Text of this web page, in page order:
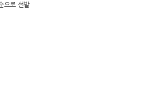
으로 선발